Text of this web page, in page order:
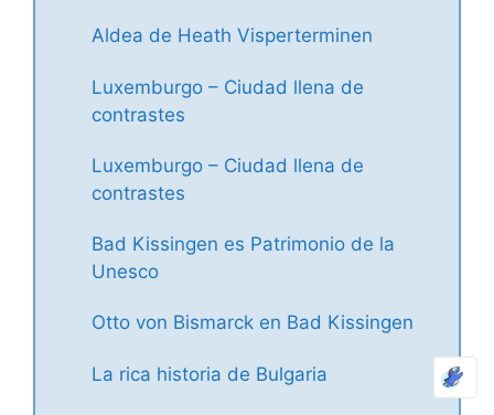
Aldea de Heath Visperterminen
Luxemburgo – Ciudad llena de
contrastes
Luxemburgo – Ciudad llena de
contrastes
Bad Kissingen es Patrimonio de la
Unesco
Otto von Bismarck en Bad Kissingen
La rica historia de Bulgaria